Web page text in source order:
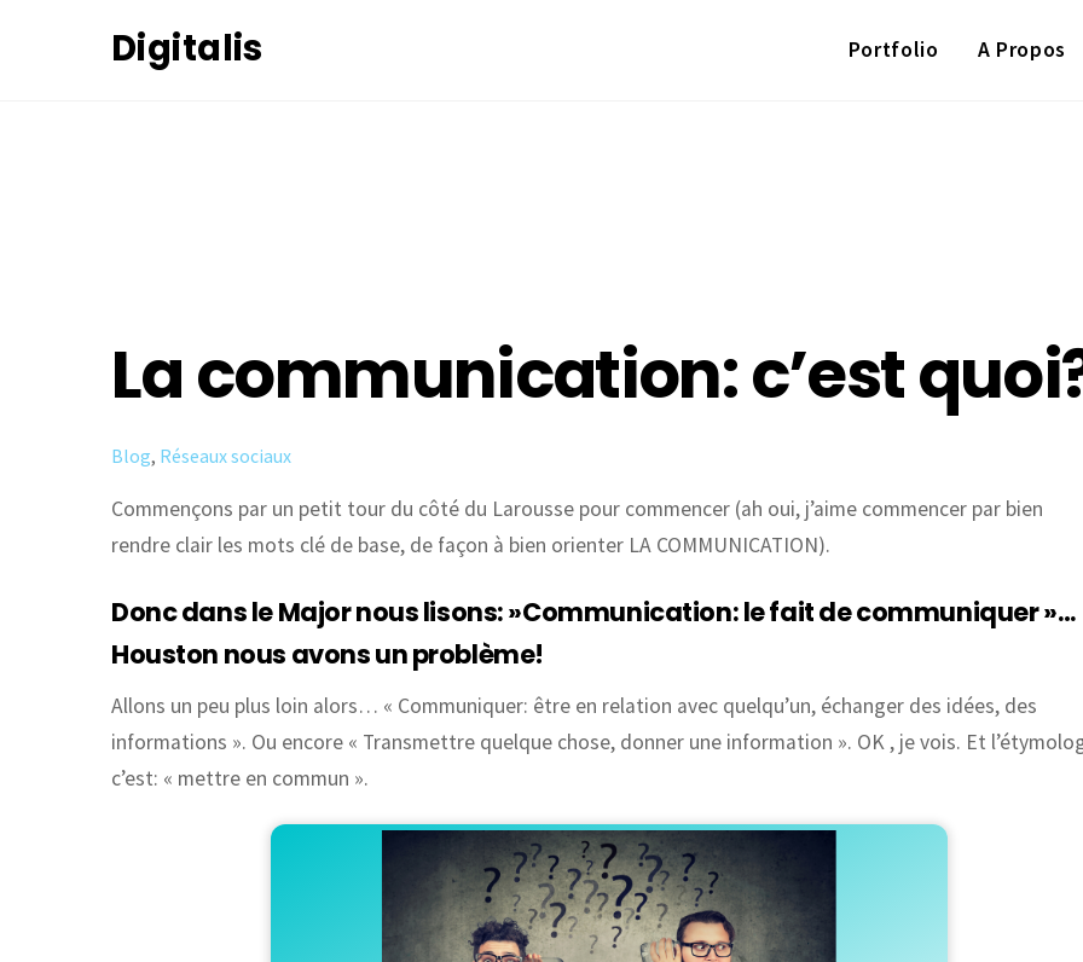
Digitalis Portfolio A Propos
La communication: c’est
Blog, Réseaux sociaux
Commençons par un petit tour du côté du Larousse pour commencer (ah oui, j’aime commencer par bien
rendre clair les mots clé de base, de façon à bien orienter LA COMMUNICATION).
Donc dans le Major nous lisons: »Communication: le fait de communiquer »…
Houston nous avons un problème!
Allons un peu plus loin alors… « Communiquer: être en relation avec quelqu’un, échanger des idées, des
informations ». Ou encore « Transmettre quelque chose, donner une information ». OK , je vois. Et
c’est: « mettre en commun ».